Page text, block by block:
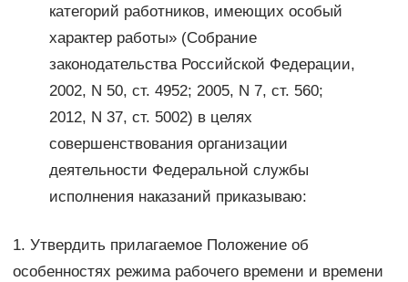
категорий работников, имеющих особый
характер работы» (Собрание
законодательства Российской Федерации,
2002, N 50, ст. 4952; 2005, N 7, ст. 560;
2012, N 37, ст. 5002) в целях
совершенствования организации
деятельности Федеральной службы
исполнения наказаний приказываю:
1. Утвердить прилагаемое Положение об
особенностях режима рабочего времени и времени